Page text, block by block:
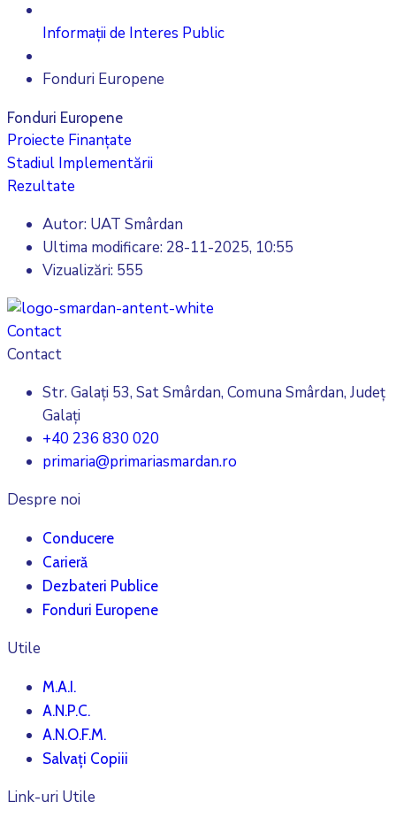
Informații de Interes Public
Fonduri Europene
Fonduri Europene
Proiecte Finanțate
Stadiul Implementării
Rezultate
Autor: UAT Smârdan
Ultima modificare: 28-11-2025, 10:55
Vizualizări: 555
Contact
Contact
Str. Galați 53, Sat Smârdan, Comuna Smârdan, Județ
Galați
+40 236 830 020
primaria@primariasmardan.ro
Despre noi
Conducere
Carieră
Dezbateri Publice
Fonduri Europene
Utile
M.A.I.
A.N.P.C.
A.N.O.F.M.
Salvați Copiii
Link-uri Utile